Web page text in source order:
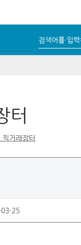
검색어를 입
터
직거래장터
25